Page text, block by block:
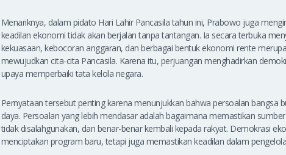
Menariknya, dalam pidato Hari Lahir Pancasila tahun ini, Prabowo juga
keadilan ekonomi tidak akan berjalan tanpa tantangan. Ia secara terbuka
kekuasaan, kebocoran anggaran, dan berbagai bentuk ekonomi rente
mewujudkan cita-cita Pancasila. Karena itu, perjuangan menghadirkan
upaya memperbaiki tata kelola negara.
Pernyataan tersebut penting karena menunjukkan bahwa persoalan bangsa
daya. Persoalan yang lebih mendasar adalah bagaimana memastikan
tidak disalahgunakan, dan benar-benar kembali kepada rakyat. Demokrasi
menciptakan program baru, tetapi juga memastikan keadilan dalam